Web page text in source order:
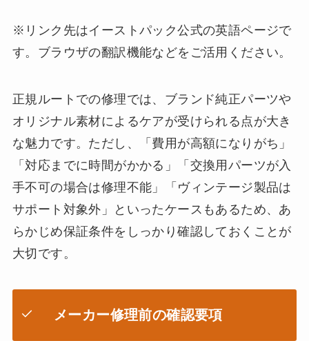
※リンク先はイーストパック公式の英語ページで
す。ブラウザの翻訳機能などをご活用ください。
正規ルートでの修理では、ブランド純正パーツや
オリジナル素材によるケアが受けられる点が大き
な魅力です。ただし、「費用が高額になりがち」
「対応までに時間がかかる」「交換用パーツが入
手不可の場合は修理不能」「ヴィンテージ製品は
サポート対象外」といったケースもあるため、あ
らかじめ保証条件をしっかり確認しておくことが
大切です。
メーカー修理前の確認要項